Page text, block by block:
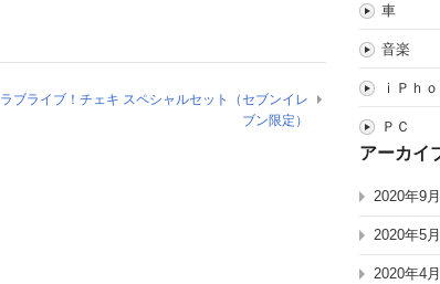
ラブライブ！チェキ スペシャルセット（セブンイレ
ブン限定）
車
音楽
ｉＰｈ
ＰＣ
アーカイ
2020年9月
2020年5月
2020年4月